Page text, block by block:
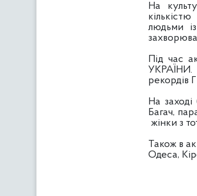
На
людьми
Під час
УКРАЇНИ.
рекордів
На
Багач,
жінки з
Також в
Одеса,